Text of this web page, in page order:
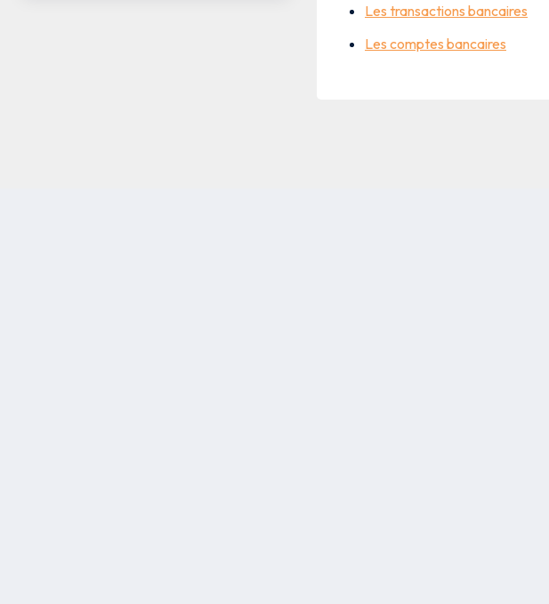
Les transactions bancaires
Les comptes bancaires